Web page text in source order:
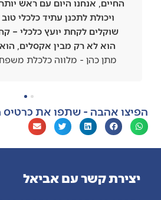
החיים, אנחנו היום עם ראש
ויכולת לתכנן עתיד כלכלי
שוקלים לקחת יועץ כלכלי –
הוא לא רק מבין אקסלים, הוא
מתן כהן - מלווה כלכלת
הפיצו אהבה - שתפו את
יצירת קשר עם אביאל